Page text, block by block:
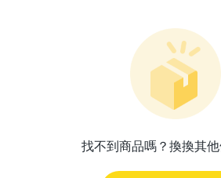
找不到商品嗎？換換其他